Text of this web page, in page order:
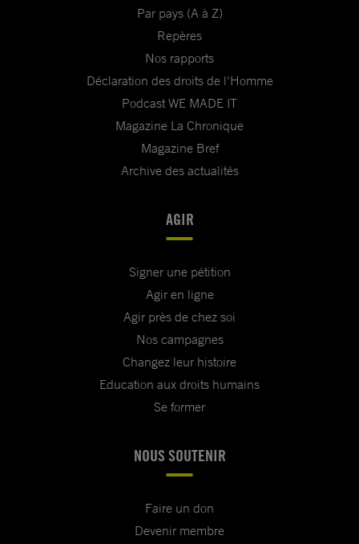
Par pays (A à Z)
Repères
Nos rapports
Déclaration des droits de l'Homme
Podcast WE MADE IT
Magazine La Chronique
Magazine Bref
Archive des actualités
AGIR
Signer une pétition
Agir en ligne
Agir près de chez soi
Nos campagnes
Changez leur histoire
Education aux droits humains
Se former
NOUS SOUTENIR
Faire un don
Devenir membre